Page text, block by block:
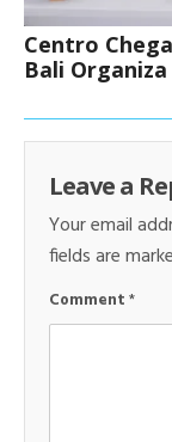
Centro
Bali
Leave a
Your email
fields are
Comment*